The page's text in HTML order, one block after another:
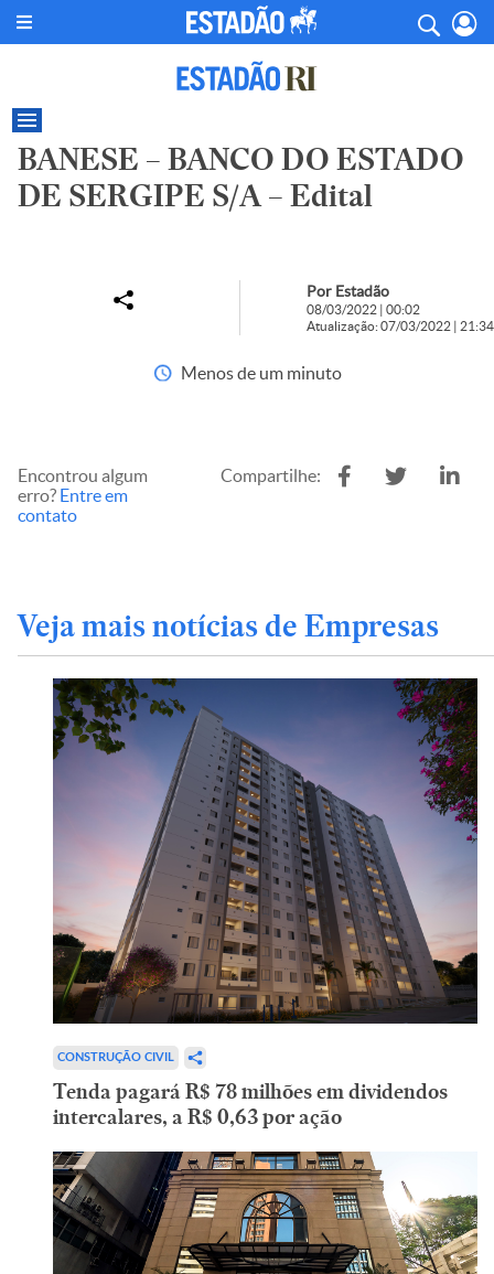
BANESE – BANCO DO ESTADO
DE SERGIPE S/A – Edital
Por Estadão
08/03/2022 | 00:02
Atualização: 07/03/2022 | 21:34
Menos de um minuto
Encontrou algum
erro? Entre em
contato
Compartilhe:
Veja mais notícias de Empresas
CONSTRUÇÃO CIVIL
Tenda pagará R$ 78 milhões em dividendos
intercalares, a R$ 0,63 por ação